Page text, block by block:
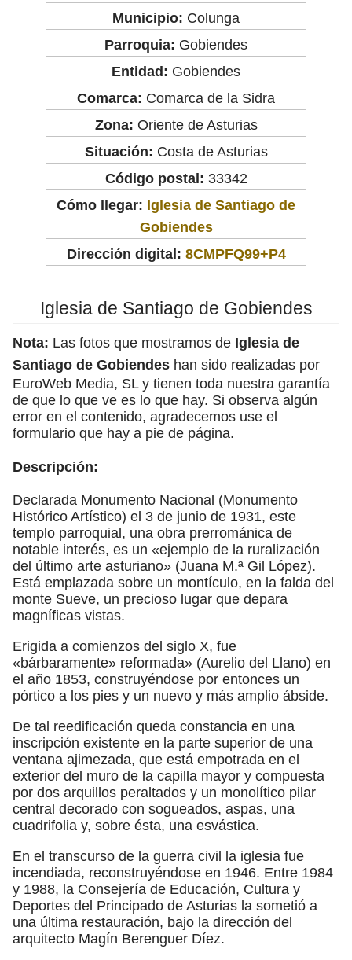
Municipio: Colunga
Parroquia: Gobiendes
Entidad: Gobiendes
Comarca: Comarca de la Sidra
Zona: Oriente de Asturias
Situación: Costa de Asturias
Código postal: 33342
Cómo llegar: Iglesia de Santiago de
Gobiendes
Dirección digital: 8CMPFQ99+P4
Iglesia de Santiago de Gobiendes
Nota: Las fotos que mostramos de Iglesia de
Santiago de Gobiendes han sido realizadas por
EuroWeb Media, SL y tienen toda nuestra garantía
de que lo que ve es lo que hay. Si observa algún
error en el contenido, agradecemos use el
formulario que hay a pie de página.
Descripción:
Declarada Monumento Nacional (Monumento
Histórico Artístico) el 3 de junio de 1931, este
templo parroquial, una obra prerrománica de
notable interés, es un «ejemplo de la ruralización
del último arte asturiano» (Juana M.ª Gil López).
Está emplazada sobre un montículo, en la falda del
monte Sueve, un precioso lugar que depara
magníficas vistas.
Erigida a comienzos del siglo X, fue
«bárbaramente» reformada» (Aurelio del Llano) en
el año 1853, construyéndose por entonces un
pórtico a los pies y un nuevo y más amplio ábside.
De tal reedificación queda constancia en una
inscripción existente en la parte superior de una
ventana ajimezada, que está empotrada en el
exterior del muro de la capilla mayor y compuesta
por dos arquillos peraltados y un monolítico pilar
central decorado con sogueados, aspas, una
cuadrifolia y, sobre ésta, una esvástica.
En el transcurso de la guerra civil la iglesia fue
incendiada, reconstruyéndose en 1946. Entre 1984
y 1988, la Consejería de Educación, Cultura y
Deportes del Principado de Asturias la sometió a
una última restauración, bajo la dirección del
arquitecto Magín Berenguer Díez.